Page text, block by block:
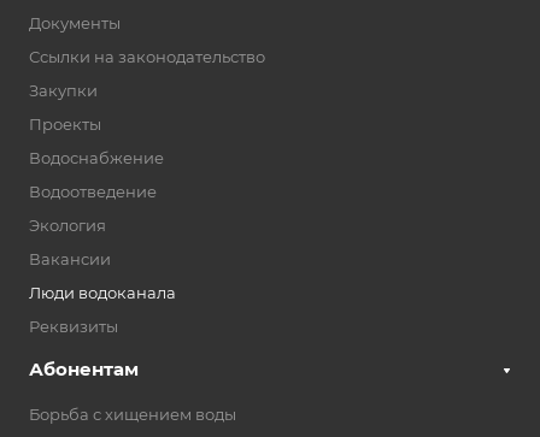
Документы
Ссылки на законодательство
Закупки
Проекты
Водоснабжение
Водоотведение
Экология
Вакансии
Люди водоканала
Реквизиты
Абонентам
Борьба с хищением воды